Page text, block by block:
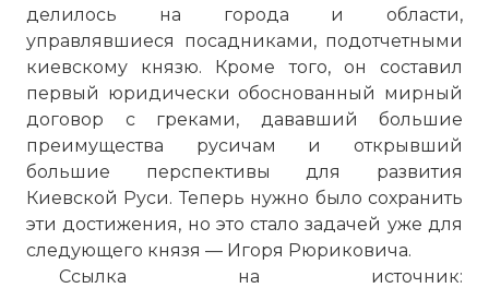
делилось на города и области,
управлявшиеся посадниками, подотчетными
киевскому князю. Кроме того, он составил
первый юридически обоснованный мирный
договор с греками, дававший большие
преимущества русичам и открывший
большие перспективы для развития
Киевской Руси. Теперь нужно было сохранить
эти достижения, но это стало задачей уже для
следующего князя — Игоря Рюриковича.
Ссылка на источник: